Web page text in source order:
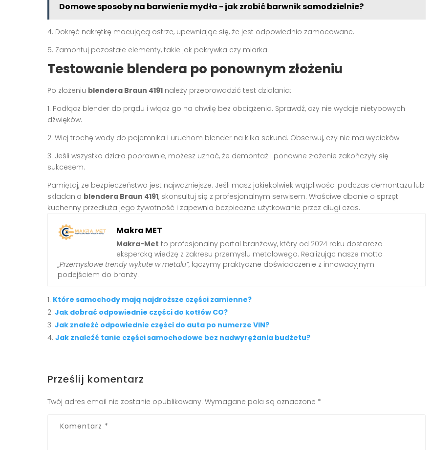
Domowe sposoby na barwienie mydła - jak zrobić barwnik samodzielnie?
4. Dokręć nakrętkę mocującą ostrze, upewniając się, że jest odpowiednio zamocowane.
5. Zamontuj pozostałe elementy, takie jak pokrywka czy miarka.
Testowanie blendera po ponownym złożeniu
Po złożeniu blendera Braun 4191 należy przeprowadzić test działania:
1. Podłącz blender do prądu i włącz go na chwilę bez obciążenia. Sprawdź, czy nie wydaje nietypowych
dźwięków.
2. Wlej trochę wody do pojemnika i uruchom blender na kilka sekund. Obserwuj, czy nie ma wycieków.
3. Jeśli wszystko działa poprawnie, możesz uznać, że demontaż i ponowne złożenie zakończyły się
sukcesem.
Pamiętaj, że bezpieczeństwo jest najważniejsze. Jeśli masz jakiekolwiek wątpliwości podczas demontażu lub
składania blendera Braun 4191, skonsultuj się z profesjonalnym serwisem. Właściwe dbanie o sprzęt
kuchenny przedłuża jego żywotność i zapewnia bezpieczne użytkowanie przez długi czas.
Makra MET
Makra-Met to profesjonalny portal branżowy, który od 2024 roku dostarcza
ekspercką wiedzę z zakresu przemysłu metalowego. Realizując nasze motto
„Przemysłowe trendy wykute w metalu”, łączymy praktyczne doświadczenie z innowacyjnym
podejściem do branży.
Które samochody mają najdroższe części zamienne?
Jak dobrać odpowiednie części do kotłów CO?
Jak znaleźć odpowiednie części do auta po numerze VIN?
Jak znaleźć tanie części samochodowe bez nadwyrężania budżetu?
Prześlij komentarz
Twój adres email nie zostanie opublikowany. Wymagane pola są oznaczone *